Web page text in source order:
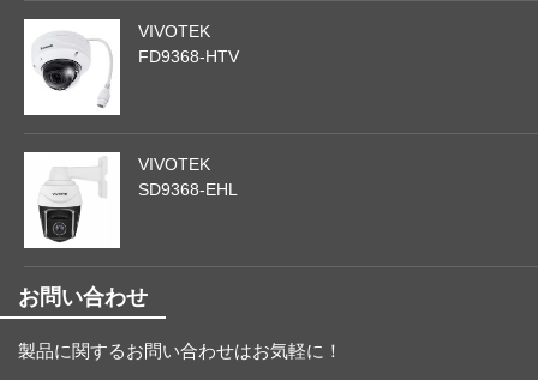
VIVOTEK
FD9368-HTV
VIVOTEK
SD9368-EHL
お問い合わせ
製品に関するお問い合わせはお気軽に！